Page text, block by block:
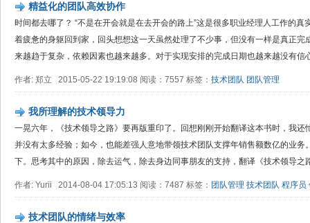
精益化的团队高效协作
时间都去哪了？ “不是在开会就是在去开会的路上”这是很多职业经理人工作的
着疲惫的身躯回到家，回头想想这一天虽然处理了不少事，但没有一样是真正
来越趋于复杂，依赖因素也越来越多。对于实现安排的完成日期也越来越没有信
作者: 郑立 2015-05-22 19:19:08 阅读：7557 标签： 技术团队 团队管理
我所理解的技术领导力
一晃六年，《技术领导之路》要再版重印了。回想刚刚开始翻译这本书时，我
并没有太多经验；如今，也能差强人意地带领技术团队支撑年销售额数亿的业务
下。思考其中的原因，除去运气，除去身边同事朋友的支持，翻译《技术领导之
作者: Yurii 2014-08-04 17:05:13 阅读：7487 标签： 团队管理 技术团队 程序员
技术团队的情绪与效率